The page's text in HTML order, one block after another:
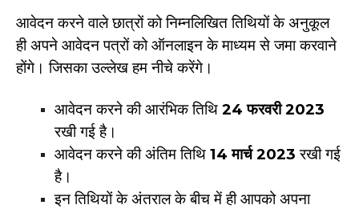
आवेदन करने वाले छात्रों को निम्नलिखित तिथियों के अनुकूल
ही अपने आवेदन पत्रों को ऑनलाइन के माध्यम से जमा करवाने
होंगे। जिसका उल्लेख हम नीचे करेंगे।
आवेदन करने की आरंभिक तिथि 24 फरवरी 2023
रखी गई है।
आवेदन करने की अंतिम तिथि 14 मार्च 2023 रखी गई
है।
इन तिथियों के अंतराल के बीच में ही आपको अपना